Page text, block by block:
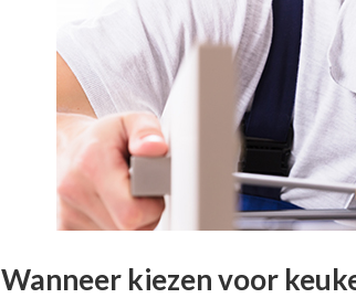
Wanneer kiezen voor